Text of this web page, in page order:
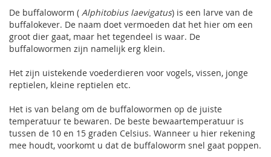
De buffaloworm ( Alphitobius laevigatus) is een larve van de
buffalokever. De naam doet vermoeden dat het hier om een
groot dier gaat, maar het tegendeel is waar. De
buffalowormen zijn namelijk erg klein.
Het zijn uistekende voederdieren voor vogels, vissen, jonge
reptielen, kleine reptielen etc.
Het is van belang om de buffalowormen op de juiste
temperatuur te bewaren. De beste bewaartemperatuur is
tussen de 10 en 15 graden Celsius. Wanneer u hier rekening
mee houdt, voorkomt u dat de buffaloworm snel gaat poppen.